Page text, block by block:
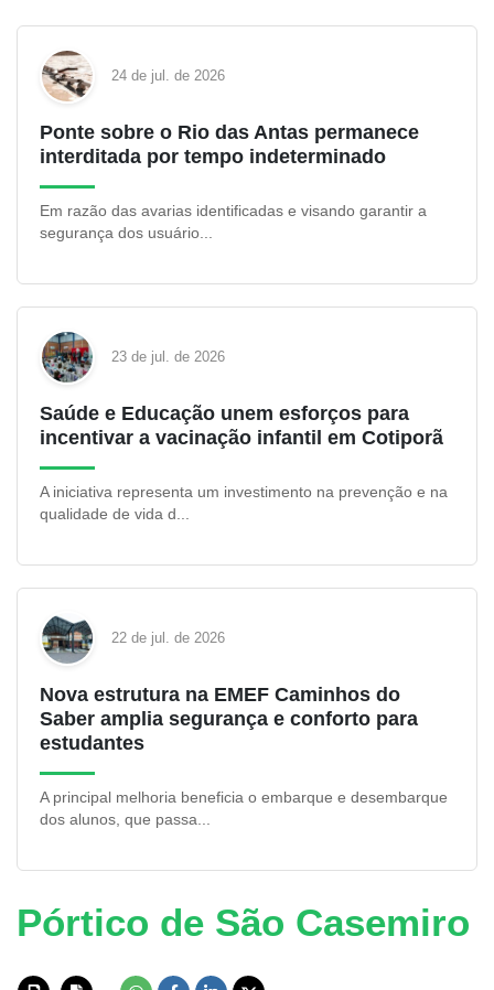
Pórtico de São Casemiro
24 de jul. de 2026
Ponte sobre o Rio das Antas permanece
interditada por tempo indeterminado
Em razão das avarias identificadas e visando garantir a
segurança dos usuário...
23 de jul. de 2026
Saúde e Educação unem esforços para
incentivar a vacinação infantil em Cotiporã
A iniciativa representa um investimento na prevenção e na
qualidade de vida d...
22 de jul. de 2026
Nova estrutura na EMEF Caminhos do
Saber amplia segurança e conforto para
estudantes
A principal melhoria beneficia o embarque e desembarque
dos alunos, que passa...